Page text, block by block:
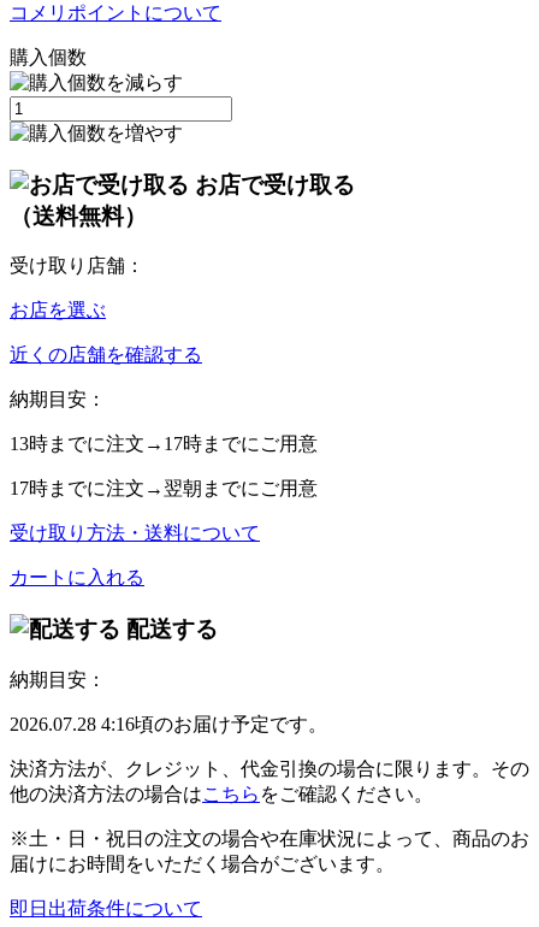
コメリポイントについて
購入個数
お店で受け取る
（送料無料）
受け取り店舗：
お店を選ぶ
近くの店舗を確認する
納期目安：
13時までに注文→ 17時までにご用意
17時までに注文→ 翌朝 までにご用意
受け取り方法・送料について
カートに入れる
配送する
納期目安：
2026.07.28 4:16頃のお届け予定です。
決済方法が、クレジット、代金引換の場合に限ります。その
他の決済方法の場合はこちら をご確認ください。
※土・日・祝日の注文の場合や在庫状況によって、商品のお
届けにお時間をいただく場合がございます。
即日出荷条件について